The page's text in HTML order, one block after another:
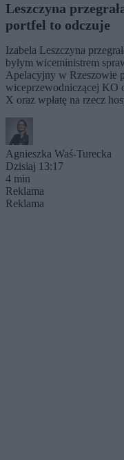
Leszczyna
portfel to odczuje
Izabela Leszczyna
byłym wiceministrem
Apelacyjny w Rzeszowie
wiceprzewodniczącej KO
X oraz wpłatę na rzecz
Agnieszka Waś-Turecka
Dzisiaj 13:17
4 min
Reklama
Reklama